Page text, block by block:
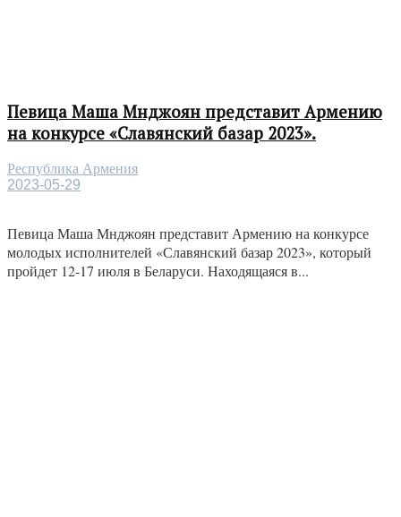
Певица Маша Мнджоян представит Армению
на конкурсе «Славянский базар 2023».
Республика Армения
2023-05-29
Певица Маша Мнджоян представит Армению на конкурсе
молодых исполнителей «Славянский базар 2023», который
пройдет 12-17 июля в Беларуси. Находящаяся в...